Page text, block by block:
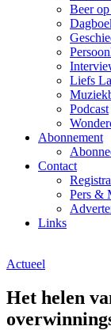
Beer
Liefs
Podcast
Abonnement
Contact
Pers &
Links
Actueel
Het helen